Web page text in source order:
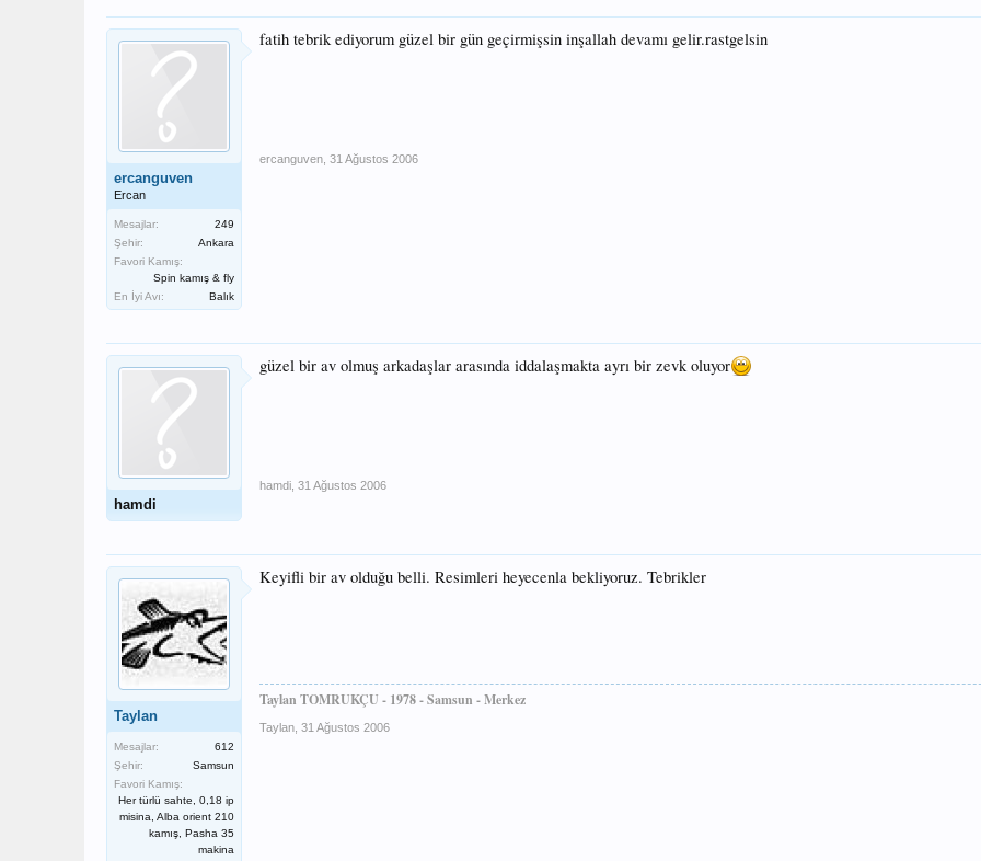
ercanguven
Ercan
Mesajlar:
249
Şehir:
Ankara
Favori Kamış:
Spin kamış & fly
En İyi Avı:
Balık
fatih tebrik ediyorum güzel bir gün geçirmişsin inşallah devamı gelir.rastgelsin
ercanguven 31 Ağustos 2006
hamdi
güzel bir av olmuş arkadaşlar arasında iddalaşmakta ayrı bir zevk oluyor
hamdi 31 Ağustos 2006
Taylan
Mesajlar:
612
Şehir:
Samsun
Favori Kamış:
Her türlü sahte, 0,18 ip
misina, Alba orient 210
kamış, Pasha 35
makina
Keyifli bir av olduğu belli. Resimleri heyecenla bekliyoruz. Tebrikler
Taylan TOMRUKÇU - 1978 - Samsun - Merkez
Taylan 31 Ağustos 2006